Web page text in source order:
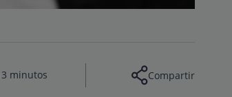
minutos Compartir